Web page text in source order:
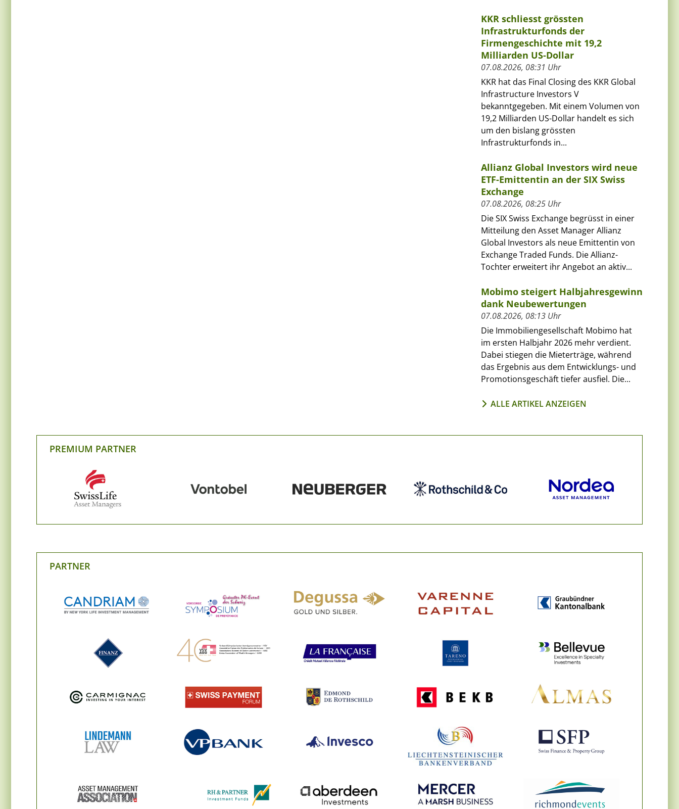
KKR schliesst grössten
Infrastrukturfonds der
Firmengeschichte mit 19,2
Milliarden US-Dollar
07.08.2026, 08:31 Uhr
KKR hat das Final Closing des KKR Global
Infrastructure Investors V
bekanntgegeben. Mit einem Volumen von
19,2 Milliarden US-Dollar handelt es sich
um den bislang grössten
Infrastrukturfonds in...
Allianz Global Investors wird neue
ETF-Emittentin an der SIX Swiss
Exchange
07.08.2026, 08:25 Uhr
Die SIX Swiss Exchange begrüsst in einer
Mitteilung den Asset Manager Allianz
Global Investors als neue Emittentin von
Exchange Traded Funds. Die Allianz-
Tochter erweitert ihr Angebot an aktiv...
Mobimo steigert Halbjahresgewinn
dank Neubewertungen
07.08.2026, 08:13 Uhr
Die Immobiliengesellschaft Mobimo hat
im ersten Halbjahr 2026 mehr verdient.
Dabei stiegen die Mieterträge, während
das Ergebnis aus dem Entwicklungs- und
Promotionsgeschäft tiefer ausfiel. Die...
ALLE ARTIKEL ANZEIGEN
PREMIUM PARTNER
PARTNER